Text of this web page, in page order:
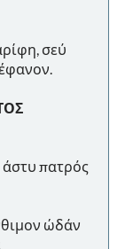
σεύ
άστυ πατρός
ώδάν